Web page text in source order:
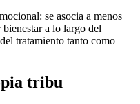
se asocia a menos
a lo largo del
tratamiento tanto como
tribu